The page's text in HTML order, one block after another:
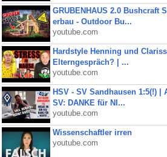
GRUBENHAUS 2.0 Bushcraft
erbau - Outdoor Bu...
youtube.com
Hardstyle Henning und
Elterngespräch? | ...
youtube.com
HSV - SV Sandhausen 1:5(!) |
SV: DANKE für NI...
youtube.com
Wissenschaftler irren
youtube.com